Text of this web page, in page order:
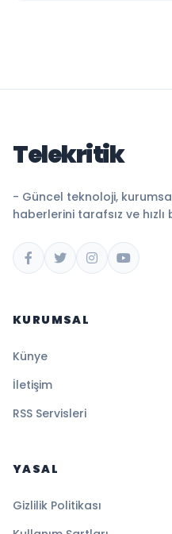
Telekritik
- Güncel teknoloji,
haberlerini tarafsız ve hızlı
KURUMSAL
Künye
İletişim
RSS Servisleri
YASAL
Gizlilik Politikası